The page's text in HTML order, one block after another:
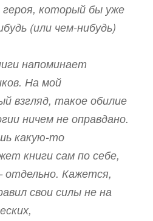
героя, который бы уже
(или чем-нибудь)
напоминает
На мой
взгляд, такое обилие
ничем не оправдано.
какую-то
книги сам по себе,
отдельно. Кажется,
свои силы не на